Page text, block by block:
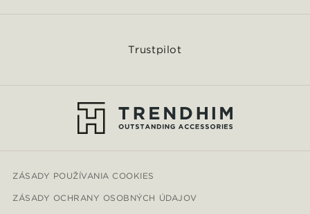
Trustpilot
ZÁSADY POUŽÍVANIA COOKIES
ZÁSADY OCHRANY OSOBNÝCH ÚDAJOV